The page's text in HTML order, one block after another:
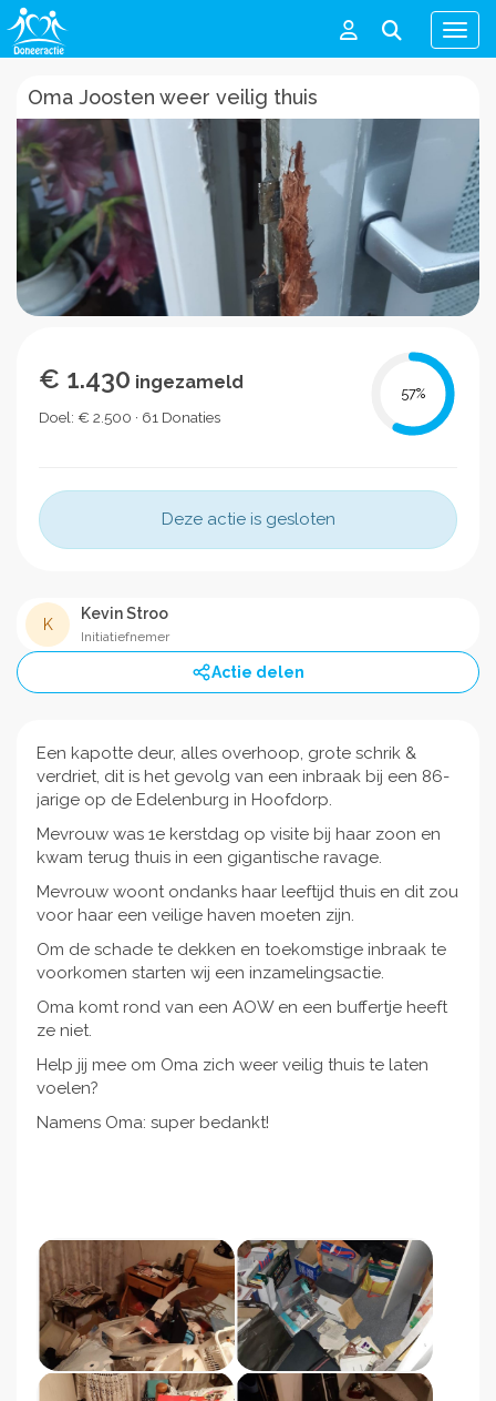
Menu
Oma Joosten weer veilig thuis
€ 1.430 ingezameld
Doel: € 2.500 · 61 Donaties
57%
Deze actie is gesloten
K
Kevin Stroo
Initiatiefnemer
Actie delen
Een kapotte deur, alles overhoop, grote schrik &
verdriet, dit is het gevolg van een inbraak bij een 86-
jarige op de Edelenburg in Hoofdorp.
Mevrouw was 1e kerstdag op visite bij haar zoon en
kwam terug thuis in een gigantische ravage.
Mevrouw woont ondanks haar leeftijd thuis en dit zou
voor haar een veilige haven moeten zijn.
Om de schade te dekken en toekomstige inbraak te
voorkomen starten wij een inzamelingsactie.
Oma komt rond van een AOW en een buffertje heeft
ze niet.
Help jij mee om Oma zich weer veilig thuis te laten
voelen?
Namens Oma: super bedankt!